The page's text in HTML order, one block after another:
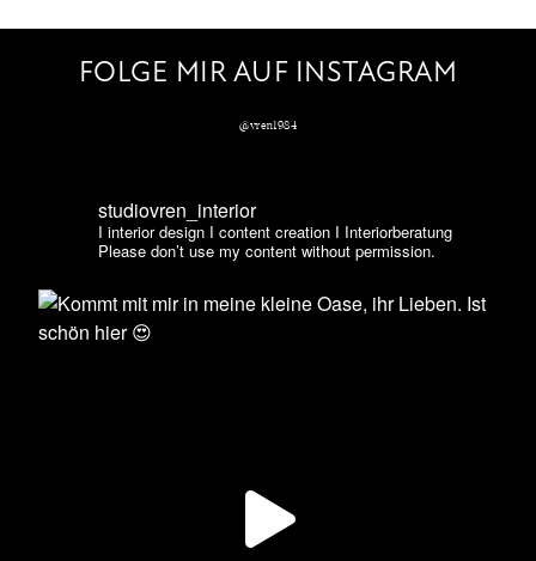
FOLGE MIR AUF INSTAGRAM
@vren1984
studiovren_interior
I interior design I content creation I Interiorberatung
Please don’t use my content without permission.